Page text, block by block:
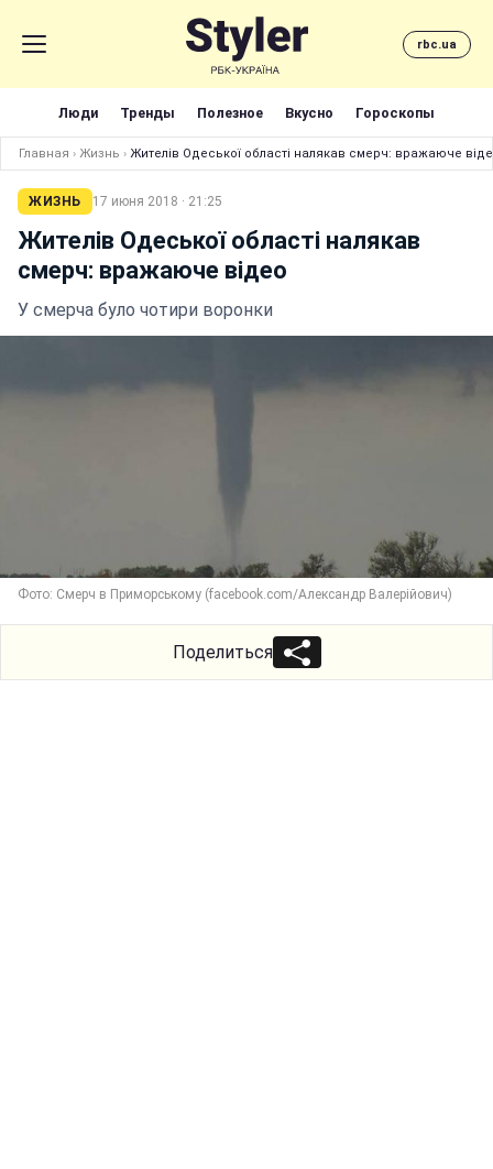
rbc.ua
Люди Тренды Полезное Вкусно Гороскопы
Главная › Жизнь › Жителів Одеської області налякав смерч: вражаюче
ЖИЗНЬ 17 июня 2018 · 21:25
Жителів Одеської області налякав
смерч: вражаюче відео
У смерча було чотири воронки
Фото: Смерч в Приморському (facebook.com/Александр Валерійович)
Поделиться